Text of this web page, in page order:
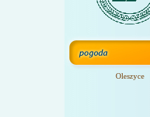
Oleszyce